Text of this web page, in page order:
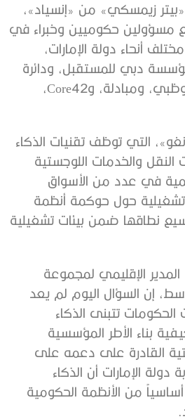
«بيتر زيمسكي» من «إنسياد»،
مسؤولين حكوميين وخبراء في
أنحاء دولة الإمارات،
دبي للمستقبل، ودائرة
التمكين الحكومي – أبوظبي، ومبادلة، وCore42،
التي توظف تقنيات الذكاء
والخدمات اللوجستية
في عدد من الأسواق
تشغيلية حول حوكمة أنظمة
نطاقها ضمن بيئات تشغيلية
الإقليمي لمجموعة
إن السؤال اليوم لم يعد
تتبنى الذكاء
بناء الأطر المؤسسية
القادرة على دعمه على
الإمارات أن الذكاء
من الأنظمة الحكومية